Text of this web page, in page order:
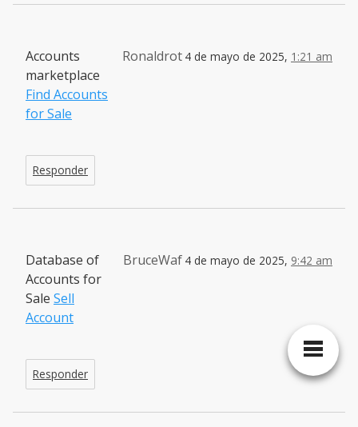
Ronaldrot 4 de mayo de 2025, 1:21 am
Accounts
marketplace
Find Accounts
for Sale
Responder
BruceWaf 4 de mayo de 2025, 9:42 am
Database of
Accounts for
Sale Sell
Account
Responder